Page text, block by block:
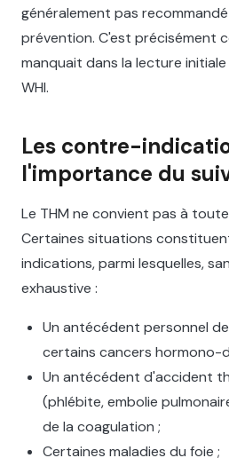
généralement pas
prévention. C'est précisément
manquait dans la lecture
WHI.
Les contre-
l'importance du
Le THM ne convient pas à
Certaines situations
indications, parmi lesquelles,
exhaustive :
Un antécédent personnel
certains cancers hormono-
Un antécédent d'accident
(phlébite, embolie
de la coagulation ;
Certaines maladies du foie ;